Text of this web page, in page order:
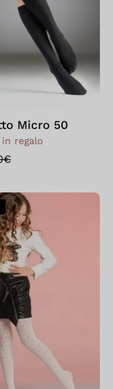
Micro 50
regalo
Bellissima:
Collant
Calliope
Panna